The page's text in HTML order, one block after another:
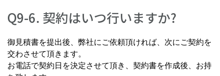
Q9-6. 契約はいつ行いますか?
御見積書を提出後、弊社にご依頼頂ければ、次にご契約を
交わさせて頂きます。
お電話で契約日を決定させて頂き、契約書を作成後、お持